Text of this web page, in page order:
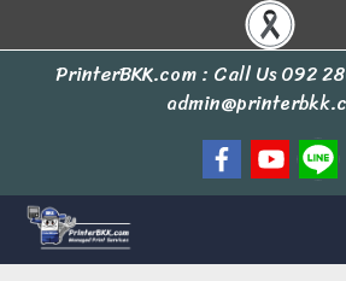
PrinterBKK.com : Call Us092